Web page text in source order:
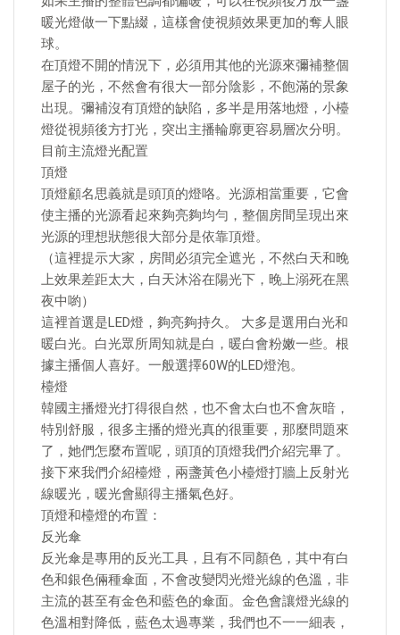
暖光燈做一下點綴，這樣會使視頻效果更加的奪人眼
球。
在頂燈不開的情況下，必須用其他的光源來彌補整個
屋子的光，不然會有很大一部分陰影，不飽滿的景象
出現。彌補沒有頂燈的缺陷，多半是用落地燈，小檯
燈從視頻後方打光，突出主播輪廓更容易層次分明。
目前主流燈光配置
頂燈
頂燈顧名思義就是頭頂的燈咯。光源相當重要，它會
使主播的光源看起來夠亮夠均勻，整個房間呈現出來
光源的理想狀態很大部分是依靠頂燈。
（這裡提示大家，房間必須完全遮光，不然白天和晚
上效果差距太大，白天沐浴在陽光下，晚上溺死在黑
夜中喲）
這裡首選是LED燈，夠亮夠持久。 大多是選用白光和
暖白光。白光眾所周知就是白，暖白會粉嫩一些。根
據主播個人喜好。一般選擇60W的LED燈泡。
檯燈
韓國主播燈光打得很自然，也不會太白也不會灰暗，
特別舒服，很多主播的燈光真的很重要，那麼問題來
了，她們怎麼布置呢，頭頂的頂燈我們介紹完畢了。
接下來我們介紹檯燈，兩盞黃色小檯燈打牆上反射光
線暖光，暖光會顯得主播氣色好。
頂燈和檯燈的布置：
反光傘
反光傘是專用的反光工具，且有不同顏色，其中有白
色和銀色倆種傘面，不會改變閃光燈光線的色溫，非
主流的甚至有金色和藍色的傘面。金色會讓燈光線的
色溫相對降低，藍色太過專業，我們也不一一細表，